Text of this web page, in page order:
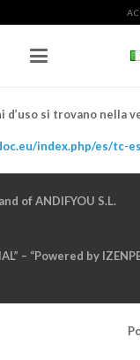
si trovano nella
index.php/es/tc-es
of ANDIFYOU S.L.
– “Powered by